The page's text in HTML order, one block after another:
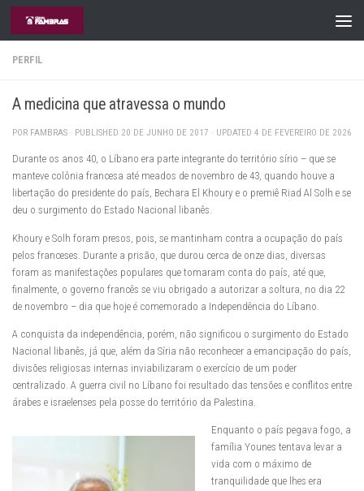
Skip to content
PERFIL
A medicina que atravessa o mundo
POR FAMBRAS · PUBLISHED 20 DE JUNHO DE 2017 · UPDATED 4 DE FEVEREIRO DE 2026
Durante os anos 40, o Líbano era parte integrante do território sírio – que se
manteve colônia francesa até meados de novembro de 43, quando houve a
libertação do presidente do país, Bechara El Khoury e o premiê Riad Al Solh e se
deu o surgimento do Estado Nacional libanês.
Khoury e Solh foram presos, pois, se mantinham contra a ocupação do país
pelos franceses. Durante a prisão, que durou cerca de onze dias, diversas
foram as manifestações populares que tomaram conta do país, até que,
finalmente, o governo francês se viu obrigado a autorizar a soltura, no dia 22
de novembro – dia que hoje é comemorado a Independência do Líbano.
A conquista da independência, porém, não significou o surgimento do Estado
Nacional libanês, já que, além da Síria não reconhecer a emancipação do país,
divisões religiosas internas inviabilizaram o exercício de um poder
centralizado. A guerra civil no Líbano foi resultado das tensões e conflitos entre
árabes e israelenses pela posse do território da Palestina.
Enquanto o país pegava fogo, a
família Younes tentava levar a
vida com o máximo de
tranquilidade que lhes era